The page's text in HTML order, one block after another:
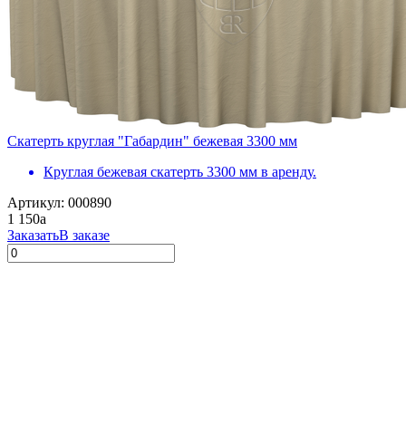
Скатерть круглая "Габардин" бежевая 3300 мм
Круглая бежевая скатерть 3300 мм в аренду.
Артикул: 000890
1 150a
ЗаказатьВ заказе